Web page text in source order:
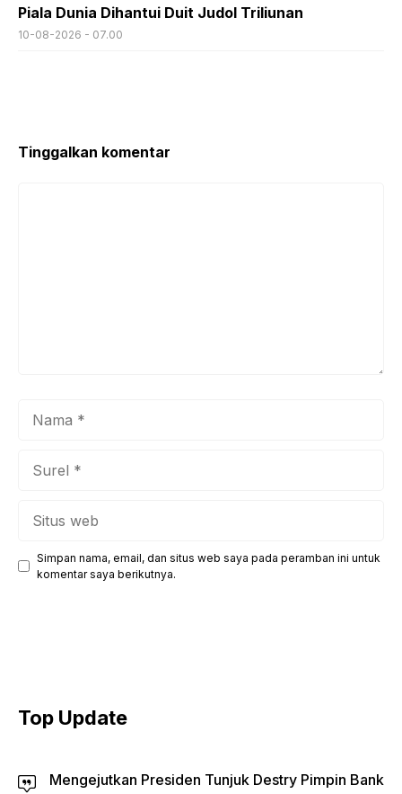
Piala Dunia Dihantui Duit Judol Triliunan
10-08-2026 - 07.00
Tinggalkan komentar
Simpan nama, email, dan situs web saya pada peramban ini untuk
komentar saya berikutnya.
Top Update
Mengejutkan Presiden Tunjuk Destry Pimpin Bank